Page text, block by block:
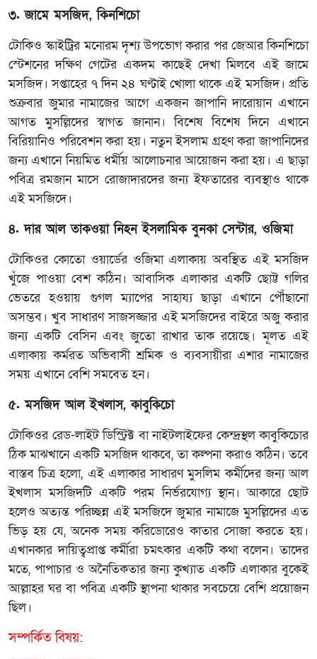
৩. জামে মসজিদ, কিনশিচো
টোকিও স্কাইট্রির মনোরম দৃশ্য উপভোগ করার পর জেআর কিনশিচো
স্টেশনের দক্ষিণ গেটের একদম কাছেই দেখা মিলবে এই জামে
মসজিদ। সপ্তাহের ৭ দিন ২৪ ঘণ্টাই খোলা থাকে এই মসজিদ। প্রতি
শুক্রবার জুমার নামাজের আগে একজন জাপানি দারোয়ান এখানে
আগত মুসল্লিদের স্বাগত জানান। বিশেষ বিশেষ দিনে এখানে
বিরিয়ানিও পরিবেশন করা হয়। নতুন ইসলাম গ্রহণ করা জাপানিদের
জন্য এখানে নিয়মিত ধর্মীয় আলোচনার আয়োজন করা হয়। এ ছাড়া
পবিত্র রমজান মাসে রোজাদারদের জন্য ইফতারের ব্যবস্থাও থাকে
এই মসজিদে।
৪. দার আল তাকওয়া নিহন ইসলামিক বুনকা সেন্টার, ওজিমা
টোকিওর কোতো ওয়ার্ডের ওজিমা এলাকায় অবস্থিত এই মসজিদ
খুঁজে পাওয়া বেশ কঠিন। আবাসিক এলাকার একটি ছোট্ট গলির
ভেতরে হওয়ায় গুগল ম্যাপের সাহায্য ছাড়া এখানে পৌঁছানো
অসম্ভব। খুব সাধারণ সাজসজ্জার এই মসজিদের বাইরে অজু করার
জন্য একটি বেসিন এবং জুতো রাখার তাক রয়েছে। মূলত এই
এলাকায় কর্মরত অভিবাসী শ্রমিক ও ব্যবসায়ীরা এশার নামাজের
সময় এখানে বেশি সমবেত হন।
৫. মসজিদ আল ইখলাস, কাবুকিচো
টোকিওর রেড-লাইট ডিস্ট্রিক্ট বা নাইটলাইফের কেন্দ্রস্থল কাবুকিচোর
ঠিক মাঝখানে একটি মসজিদ থাকবে, তা কল্পনা করাও কঠিন। তবে
বাস্তব চিত্র হলো, এই এলাকার সাধারণ মুসলিম কর্মীদের জন্য আল
ইখলাস মসজিদটি একটি পরম নির্ভরযোগ্য স্থান। আকারে ছোট
হলেও অত্যন্ত পরিচ্ছন্ন এই মসজিদে জুমার নামাজে মুসল্লিদের এত
ভিড় হয় যে, অনেক সময় করিডোরেও কাতার সোজা করতে হয়।
এখানকার দায়িত্বপ্রাপ্ত কর্মীরা চমৎকার একটি কথা বলেন। তাদের
মতে, পাপাচার ও অনৈতিকতার জন্য কুখ্যাত একটি এলাকার বুকেই
আল্লাহর ঘর বা পবিত্র একটি স্থাপনা থাকার সবচেয়ে বেশি প্রয়োজন
ছিল।
সম্পর্কিত বিষয়: